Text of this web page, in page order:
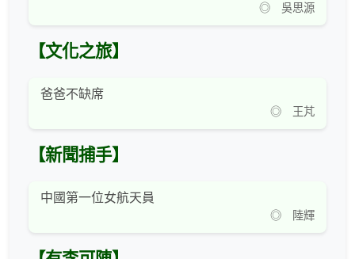
◎ 吳思源
【文化之旅】
爸爸不缺席
◎ 王芃
【新聞捕手】
中國第一位女航天員
◎ 陸輝